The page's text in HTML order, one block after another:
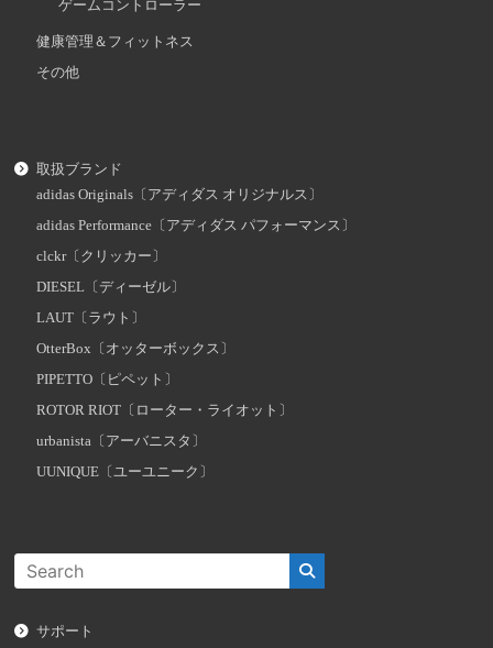
ゲームコントローラー
健康管理＆フィットネス
その他
取扱ブランド
adidas Originals〔アディダス オリジナルス〕
adidas Performance〔アディダス パフォーマンス〕
clckr〔クリッカー〕
DIESEL〔ディーゼル〕
LAUT〔ラウト〕
OtterBox〔オッターボックス〕
PIPETTO〔ピペット〕
ROTOR RIOT〔ローター・ライオット〕
urbanista〔アーバニスタ〕
UUNIQUE〔ユーユニーク〕
サポート